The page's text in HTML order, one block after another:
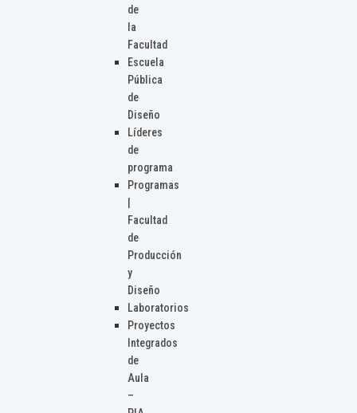
de
la
Facultad
Escuela
Pública
de
Diseño
Líderes
de
programa
Programas
Facultad
de
Producción
y
Diseño
Laboratorios
Proyectos
Integrados
de
Aula
–